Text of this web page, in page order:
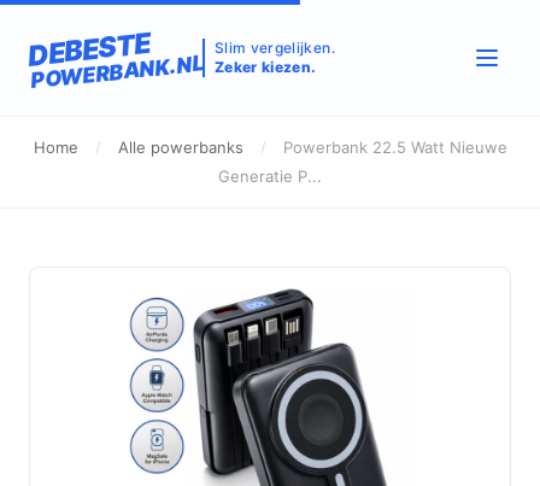
DEBESTE
POWERBANK.NL
Slim vergelijken.
Zeker kiezen.
Home / Alle powerbanks /
Powerbank 22.5 Watt Nieuwe
Generatie P...